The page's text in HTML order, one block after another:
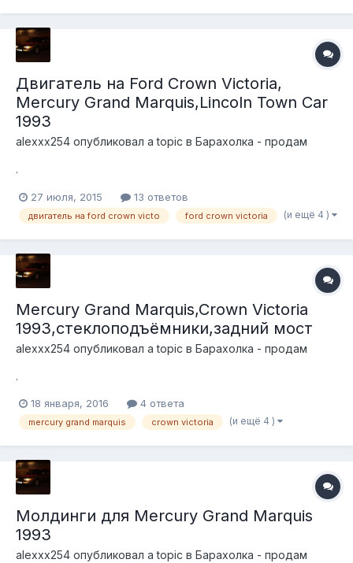
Двигатель на Ford Crown Victoria,
Mercury Grand Marquis,Lincoln Town Car
1993
alexxx254 опубликовал a topic в Барахолка - продам
.
27 июля, 2015 13 ответов
двигатель на ford crown victo ford crown victoria (и ещё 4 )
Mercury Grand Marquis,Crown Victoria
1993,стеклоподъёмники,задний мост
alexxx254 опубликовал a topic в Барахолка - продам
.
18 января, 2016 4 ответа
mercury grand marquis crown victoria (и ещё 4 )
Молдинги для Mercury Grand Marquis
1993
alexxx254 опубликовал a topic в Барахолка - продам